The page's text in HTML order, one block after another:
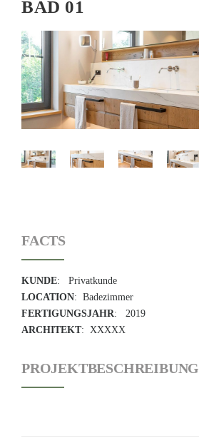
BAD 01
FACTS
KUNDE: Privatkunde
LOCATION: Badezimmer
FERTIGUNGSJAHR: 2019
ARCHITEKT: XXXXX
PROJEKTBESCHREIBUNG